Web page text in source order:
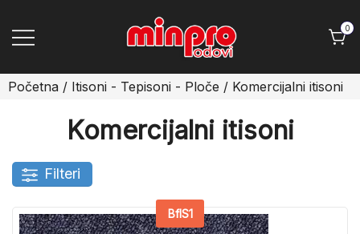
Minpro podovi
0
Početna / Itisoni - Tepisoni - Ploče / Komercijalni itisoni
Komercijalni itisoni
Filteri
BflS1